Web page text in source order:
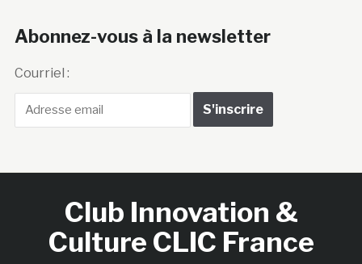
Abonnez-vous à la newsletter
Courriel :
Club Innovation &
Culture CLIC France